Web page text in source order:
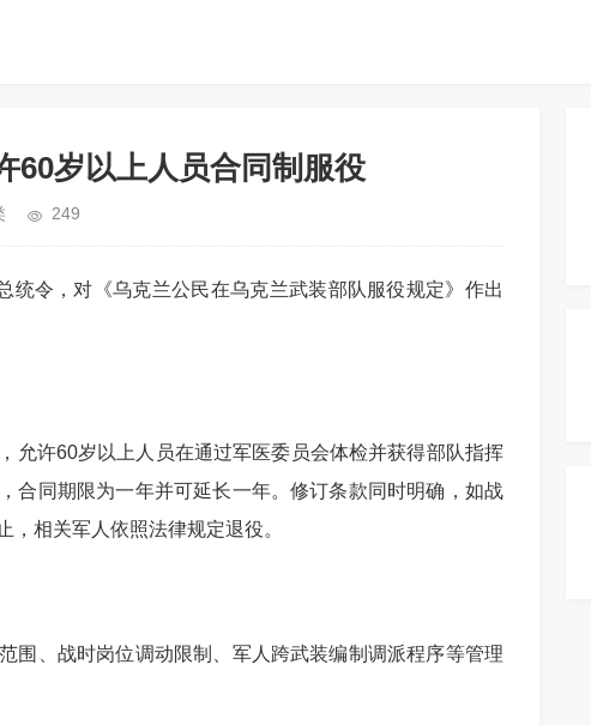
60岁以上人员合同制服役
249
令，对《乌克兰公民在乌克兰武装部队服役规定》作出
许60岁以上人员在通过军医委员会体检并获得部队指挥
合同期限为一年并可延长一年。修订条款同时明确，如战
相关军人依照法律规定退役。
、战时岗位调动限制、军人跨武装编制调派程序等管理